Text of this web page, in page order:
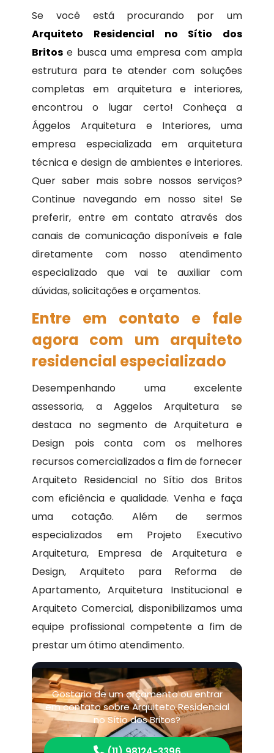
Se você está procurando por um
Arquiteto Residencial no Sítio dos
Britose busca uma empresa com ampla
estrutura para te atender com soluções
completas em arquitetura e interiores,
encontrou o lugar certo! Conheça a
Ággelos Arquitetura e Interiores, uma
empresa especializada em arquitetura
técnica e design de ambientes e interiores.
Quer saber mais sobre nossos serviços?
Continue navegando em nosso site! Se
preferir, entre em contato através dos
canais de comunicação disponíveis e fale
diretamente com nosso atendimento
especializado que vai te auxiliar com
dúvidas, solicitações e orçamentos.
Entre em contato e fale
agora com um arquiteto
residencial especializado
Desempenhando uma excelente
assessoria, a Aggelos Arquitetura se
destaca no segmento de Arquitetura e
Design pois conta com os melhores
recursos comercializados a fim de fornecer
Arquiteto Residencial no Sítio dos Britos
com eficiência e qualidade. Venha e faça
uma cotação. Além de sermos
especializados em Projeto Executivo
Arquitetura, Empresa de Arquitetura e
Design, Arquiteto para Reforma de
Apartamento, Arquitetura Institucional e
Arquiteto Comercial, disponibilizamos uma
equipe profissional competente a fim de
prestar um ótimo atendimento.
Gostaria de um orçamento ou entrar
em contato sobre Arquiteto Residencial
no Sítio dos Britos?